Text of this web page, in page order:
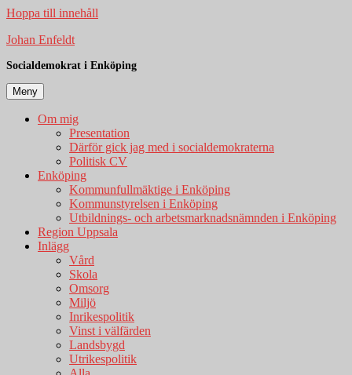
Hoppa till innehåll
Johan Enfeldt
Socialdemokrat i Enköping
Meny
Om mig
Presentation
Därför gick jag med i socialdemokraterna
Politisk CV
Enköping
Kommunfullmäktige i Enköping
Kommunstyrelsen i Enköping
Utbildnings- och arbetsmarknadsnämnden i Enköping
Region Uppsala
Inlägg
Vård
Skola
Omsorg
Miljö
Inrikespolitik
Vinst i välfärden
Landsbygd
Utrikespolitik